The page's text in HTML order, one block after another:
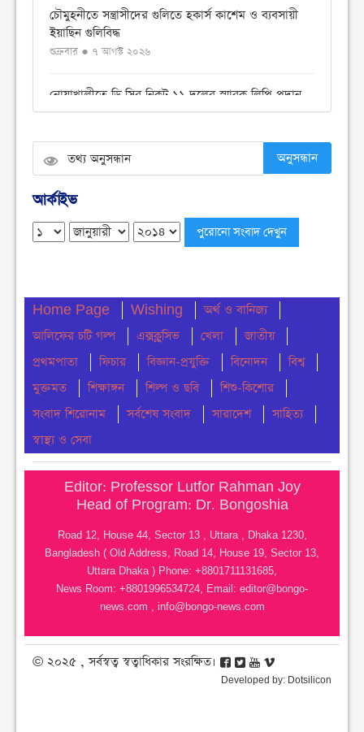
চৌমুহনীতে সন্ত্রাসীদের গুলিতে হকার্স কাশেম ও ব্যবসায়ী
ইয়াছিন গুলিবিদ্ধ
শুক্রবার ● ৭ আগস্ট ২০২৬
নোয়াখালীতে ডি সির নিকট ১১ দলের স্মারক লিপি প্রদান
বৃহস্পতিবার ● ৬ আগস্ট ২০২৬
বেগমগঞ্জে ১১ দলীয় ঐক্যের বিক্ষোভ সমাবেশ ও গণমিছিল
অনুষ্ঠিত
বুধবার ● ৫ আগস্ট ২০২৬
চেয়ারম্যান পদে জনপ্রিয়তার শীর্ষে এম শহীদ
নোয়াখালীতে ডাকাতির ঘটনায় ৪ ডাকাত গ্রেফতার
বুধবার ● ৫ আগস্ট ২০২৬
সংবিধান থেকে বাতিল হতে পারে শেখ মুজিবুর রহমানের
‘জাতির পিতা’ স্বীকৃতি
মঙ্গলবার ● ৪ আগস্ট ২০২৬
ঢাকা কলেজে ছাত্রদল-শিবিরের সংঘর্ষ
মঙ্গলবার ● ৪ আগস্ট ২০২৬
নোয়াখালীতে সি এন জি পাম্প গুলোতে গ্যাস সংকট
চার মাস ধরে ইউএনও নেই মধ্যনগরে, ভোগান্তিতে
সেবাপ্রত্যাশীরা
অনুসন্ধান
আর্কাইভ
Home Page Wishing
অর্থ ও বানিজ্য
আলিফের চটি গল্প
এক্সক্লুসিভ খেলা
জাতীয়
প্রথমপাতা
ফিচার বিজ্ঞান-প্রযুক্তি বিনোদন
বিশ্ব
মুক্তমত
শিক্ষাঙ্গন শিল্প ও ছবি
শিশু-কিশোর
সংবাদ শিরোনাম
সর্বশেষ সংবাদ সারাদেশ
সাহিত্য
স্বাস্থ্য ও সেবা
Editor: Professor Lutfor Rahman Joy
Head of Program: Dr. Bongoshia
Road 12, House 44, Sector 13 , Uttara , Dhaka 1230,
Bangladesh ( Old Address, Road 14, House 19, Sector 13,
Uttara Dhaka ) Phone: +8801711131685,
News Room: +8801996534724, Email: editor@bongo-
news.com , info@bongo-news.com
© ২০২৫ , সর্বস্বত্ব স্বত্বাধিকার সংরক্ষিত।
Developed by: Dotsilicon